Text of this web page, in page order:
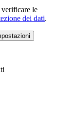
le
dei dati.